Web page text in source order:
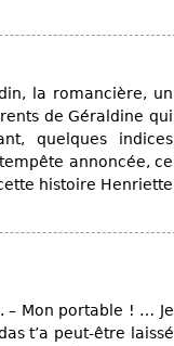
la romancière, un
de Géraldine qui
quelques indices
annoncée, ce
histoire Henriette
– Mon portable ! … Je
t’a peut-être laissé